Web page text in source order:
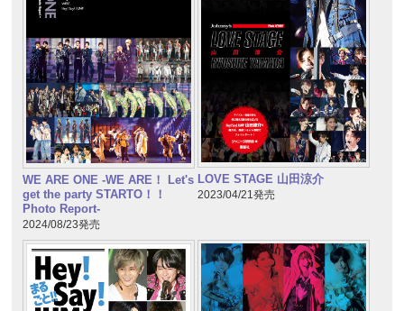
WE ARE ONE -WE ARE！ Let's
get the party STARTO！！
Photo Report-
2024/08/23発売
LOVE STAGE 山田涼介
2023/04/21発売